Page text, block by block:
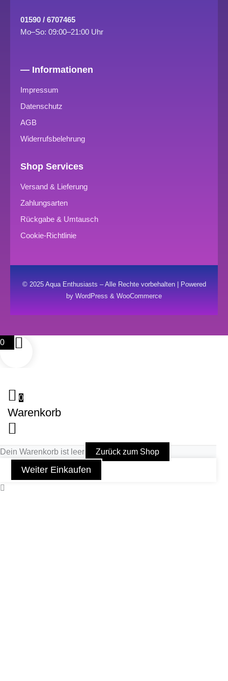
01590 / 6707465
Mo–So: 09:00–21:00 Uhr
— Informationen
Impressum
Datenschutz
AGB
Widerrufsbelehrung
Shop Services
Versand & Lieferung
Zahlungsarten
Rückgabe & Umtausch
Cookie-Richtlinie
© 2025 Aqua Enthusiasts – Alle Rechte vorbehalten | Powered
by WordPress & WooCommerce
0
0
Warenkorb
Dein Warenkorb ist leer Zurück zum Shop
Weiter Einkaufen